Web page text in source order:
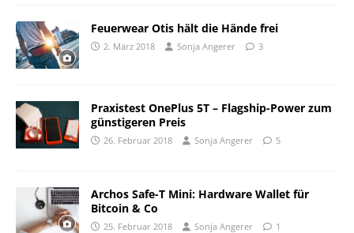
Feuerwear Otis hält die Hände frei
2. März 2018 Sonja Angerer 3
Praxistest OnePlus 5T – Flagship-Power zum
günstigeren Preis
26. Februar 2018 Sonja Angerer 5
Archos Safe-T Mini: Hardware Wallet für
Bitcoin & Co
25. Februar 2018 Sonja Angerer 1